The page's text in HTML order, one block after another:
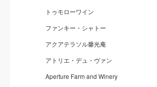
トゥモローワイン
ファンキー・シャトー
アクアテラソル馨光庵
アトリエ・デュ・ヴァン
Aperture Farm and Winery